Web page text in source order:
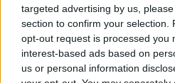
targeted advertising by us,
section to confirm your selection.
opt-out request is processed you
interest-based ads based on
us or personal information
Αντί να ακούσουν το
που λέει «φεύγω»,
χρόνο αναλύοντας.
κατανοούν το τραύμα